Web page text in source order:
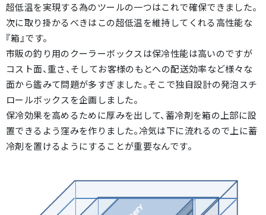
超低温を実現する為のツールの一つはこれで確保できました。
次に取り掛かるべきはこの超低温を維持してくれる高性能な
『箱』です。
市販の釣り用のクーラーボックスは保冷性能は高いのですが
コスト面、重さ、そしてお客様のもとへの配送効率など様々な
面から鑑みて問題が多すぎました。そこで独自設計の発泡スチ
ロールボックスを企画しました。
保冷効果を高めるために厚みを出して、蓄冷剤を箱の上部に設
置できるよう窪みを作りました。冷気は下に流れるので上に蓄
冷剤を置けるようにすることが重要なんです。